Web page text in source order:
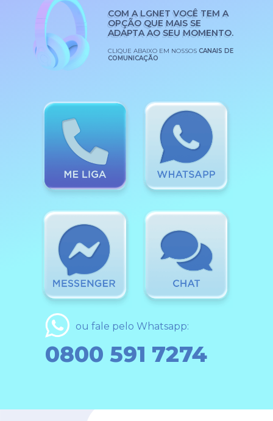
COM A LGNET VOCÊ TEM A
OPÇÃO QUE MAIS SE
ADAPTA AO SEU MOMENTO.
CLIQUE ABAIXO EM NOSSOSCANAIS DE
COMUNICAÇÃO
ou fale pelo Whatsapp:
0800 591 7274